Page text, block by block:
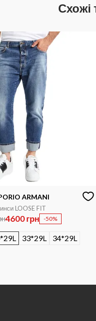
Схожі
ARMANI
LOOSE FIT
4600 грн -50%
33*29L 34*29L